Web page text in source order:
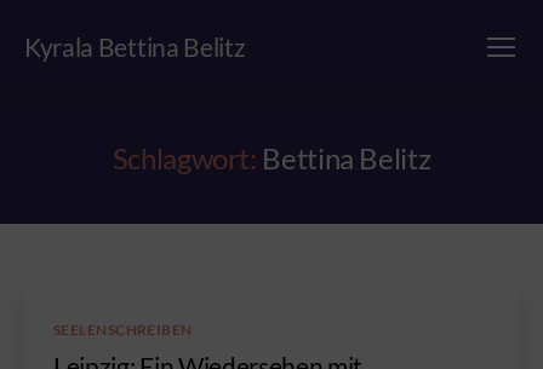
Kyrala Bettina Belitz
Schlagwort: Bettina Belitz
Kategorien
SEELENSCHREIBEN